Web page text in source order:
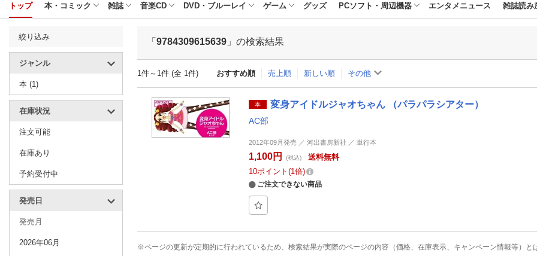
トップ 本・コミック 雑誌 音楽CD DVD・ブルーレイ ゲーム グッズ PCソフト・周辺機器 エンタメニュース 雑誌読み
絞り込み
ジャンル
本 (1)
在庫状況
注文可能
在庫あり
予約受付中
発売日
発売月
2026年06月
「 9784309615639 」の検索結果
1件～1件 (全 1件) おすすめ順 売上順 新しい順 その他
本 変身アイドルジャオちゃん （パラパラシアター）
AC部
2012年09月発売 ／ 河出書房新社 ／ 単行本
1,100円 (税込)
送料無料
10ポイント 1倍
ご注文できない商品
※ページの更新が定期的に行われているため、検索結果が実際のページの内容（価格、在庫表示、キャンペーン情報等）と